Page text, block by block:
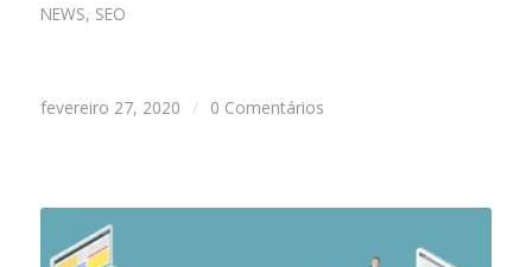
NEWS, SEO
fevereiro 27, 2020 / 0 Comentários